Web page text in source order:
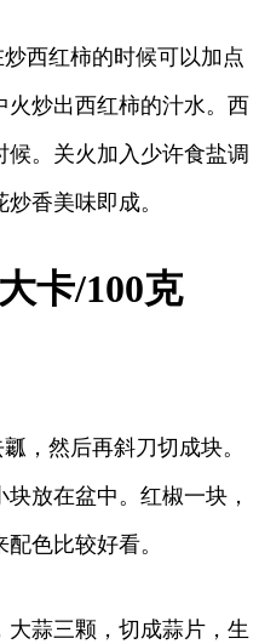
西红柿的时候可以加点
火炒出西红柿的汁水。西
。关火加入少许食盐调
香美味即成。
卡/100克
，然后再斜刀切成块。
放在盆中。红椒一块，
色比较好看。
蒜三颗，切成蒜片，生